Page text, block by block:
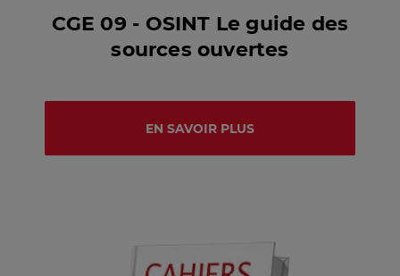
CGE 09 - OSINT Le guide des
sources ouvertes
EN SAVOIR PLUS